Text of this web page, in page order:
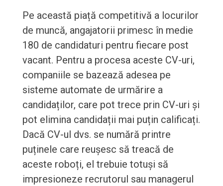
Pe această piață competitivă a locurilor
de muncă, angajatorii primesc în medie
180 de candidaturi pentru fiecare post
vacant. Pentru a procesa aceste CV-uri,
companiile se bazează adesea pe
sisteme automate de urmărire a
candidaților, care pot trece prin CV-uri și
pot elimina candidații mai puțin calificați.
Dacă CV-ul dvs. se numără printre
puținele care reușesc să treacă de
aceste roboți, el trebuie totuși să
impresioneze recrutorul sau managerul